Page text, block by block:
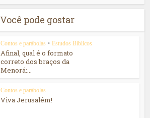
Você pode gostar
Contos e parábolas • Estudos Bíblicos
Afinal, qual é o formato
correto dos braços da
Menorá:...
Contos e parábolas
Viva Jerusalém!